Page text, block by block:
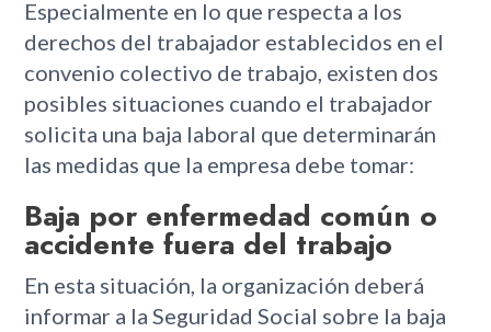
Especialmente en lo que respecta a los
derechos del trabajador establecidos en el
convenio colectivo de trabajo, existen dos
posibles situaciones cuando el trabajador
solicita una baja laboral que determinarán
las medidas que la empresa debe tomar:
Baja por enfermedad común o
accidente fuera del trabajo
En esta situación, la organización deberá
informar a la Seguridad Social sobre la baja